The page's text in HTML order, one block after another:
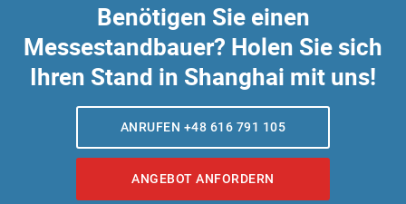
Benötigen Sie einen
Messestandbauer? Holen Sie sich
Ihren Stand in Shanghai mit uns!
ANRUFEN +48 616 791 105
ANGEBOT ANFORDERN